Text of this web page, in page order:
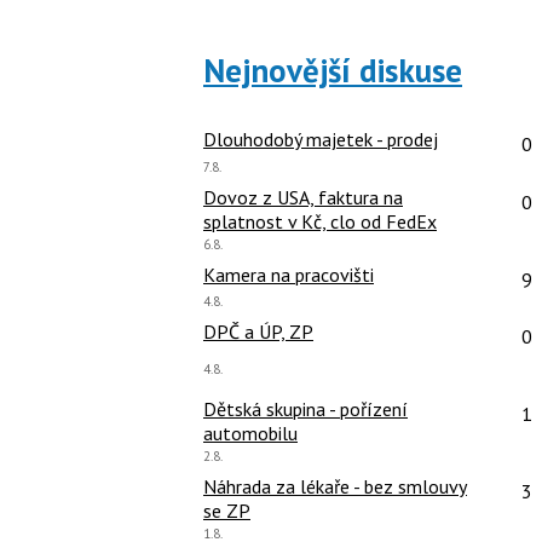
Nejnovější diskuse
Dlouhodobý majetek - prodej 0
Poslední
7.8.
Dovoz z USA, faktura na
splatnost v Kč, clo od FedEx
0
Poslední
6.8.
Kamera na pracovišti 9
Poslední
4.8.
DPČ a ÚP, ZP 0
Poslední
4.8.
Dětská skupina - pořízení
automobilu
1
Poslední
2.8.
Náhrada za lékaře - bez smlouvy
se ZP
3
Poslední
1.8.